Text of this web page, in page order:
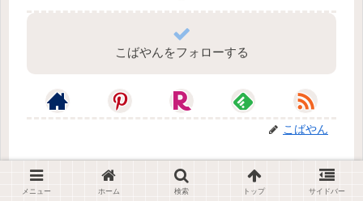
こばやんをフォローする
こばやん
メニュー ホーム 検索 トップ サイドバー